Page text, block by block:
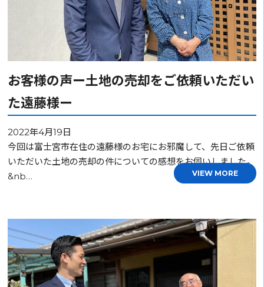
お客様の声ー土地の売却をご依頼いただい
た遠藤様ー
2022年4月19日
今回は富士宮市在住の遠藤様のお宅にお邪魔して、先日ご依頼
いただいた土地の売却の件についての感想をお伺いしました。
&nb…
VIEW MORE